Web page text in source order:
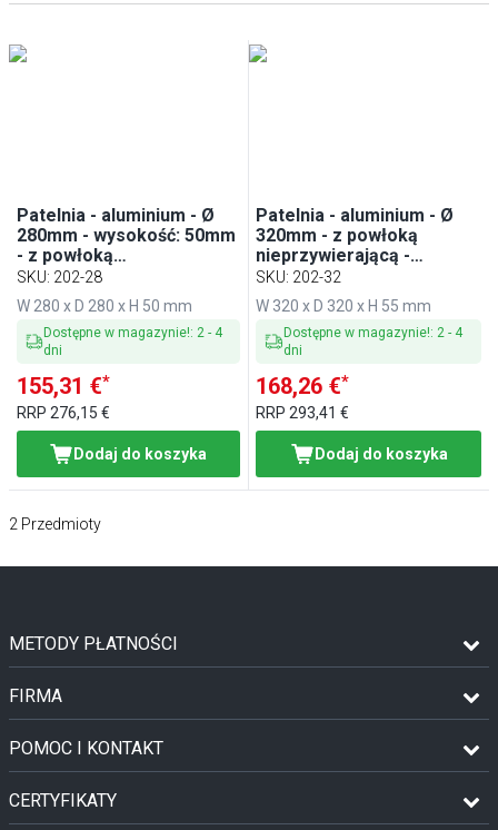
Patelnia - aluminium - Ø
280mm - wysokość: 50mm
- z powłoką
nieprzywierającą - do
indukcji
SKU: 202-28
W 280 x D 280 x H 50 mm
Dostępne w magazynie!: 2 - 4
dni
155,31 €*
RRP 276,15 €
Dodaj do koszyka
Patelnia - aluminium - Ø
320mm - z powłoką
nieprzywierającą -
wysokość: 55mm
SKU: 202-32
W 320 x D 320 x H 55 mm
Dostępne w magazynie!: 2 - 4
dni
168,26 €*
RRP293,41 €
Dodaj do koszyka
2 Przedmioty
METODY PŁATNOŚCI
FIRMA
POMOC I KONTAKT
CERTYFIKATY